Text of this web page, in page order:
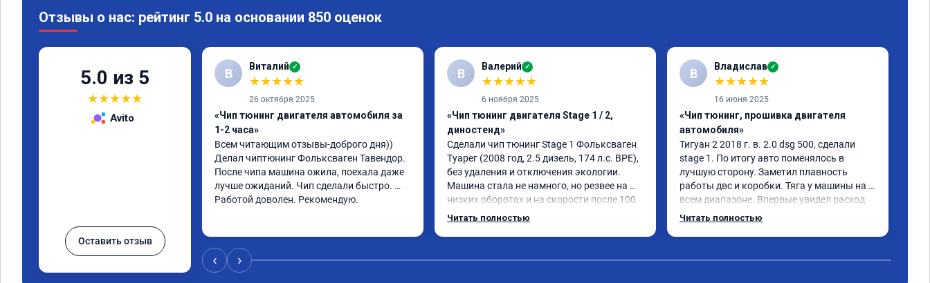
Отзывы о нас: рейтинг 5.0 на основании 850 оценок
5.0 из 5
★★★★★
Avito
Оставить отзыв
В Виталий ✓
★★★★★
26 октября 2025
«Чип тюнинг двигателя автомобиля за
1-2 часа»
Всем читающим отзывы-доброго дня))
Делал чиптюнинг Фольксваген Тавендор.
После чипа машина ожила, поехала даже
лучше ожиданий. Чип сделали быстро.
Работой доволен. Рекомендую.
В Валерий ✓
★★★★★
6 ноября 2025
«Чип тюнинг двигателя Stage 1 / 2,
диностенд»
Сделали чип тюнинг Stage 1 Фольксваген
Туарег (2008 год, 2.5 дизель, 174 л.с. BPE),
без удаления и отключения экологии.
Машина стала не намного, но резвее на
низких оборотах и на скорости после 100
км/ч при обгонах.
Читать полностью
В Владислав ✓
★★★★★
16 июня 2025
«Чип тюнинг, прошивка двигателя
автомобиля»
Тигуан 2 2018 г. в. 2.0 dsg 500, сделали
stage 1. По итогу авто поменялось в
лучшую сторону. Заметил плавность
работы двс и коробки. Тяга у машины на
всем диапазоне. Впервые увидел расход
по трассе меньше 8 литров. Сколько
Читать полностью
‹ ›